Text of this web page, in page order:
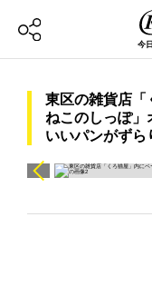
今
東区の雑貨店「
ねこのしっぽ」
いいパンがずら